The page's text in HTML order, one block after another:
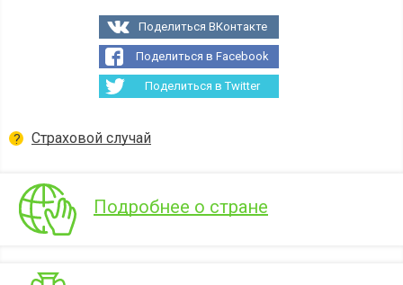
Поделиться ВКонтакте
Поделиться в Facebook
Поделиться в Twitter
Страховой случай
Подробнее о стране